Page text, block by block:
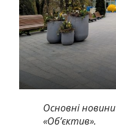
Основні
«Об’єктив».